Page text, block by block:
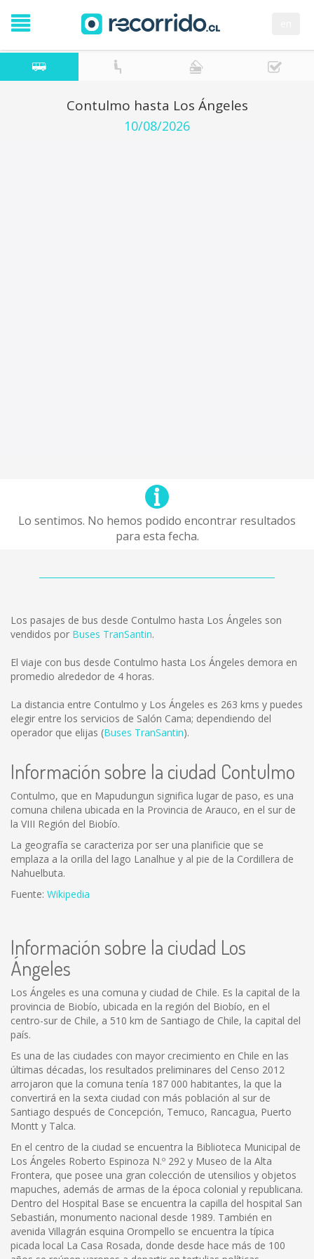
Contulmo hasta Los Ángeles
10/08/2026
Lo sentimos. No hemos podido encontrar resultados
para esta fecha.
Los pasajes de bus desde Contulmo hasta Los Ángeles son
vendidos por Buses TranSantin.
El viaje con bus desde Contulmo hasta Los Ángeles demora en
promedio alrededor de 4 horas.
La distancia entre Contulmo y Los Ángeles es 263 kms y puedes
elegir entre los servicios de Salón Cama; dependiendo del
operador que elijas (Buses TranSantin).
Información sobre la ciudad Contulmo
Contulmo, que en Mapudungun significa lugar de paso, es una
comuna chilena ubicada en la Provincia de Arauco, en el sur de
la VIII Región del Biobío.
La geografía se caracteriza por ser una planificie que se
emplaza a la orilla del lago Lanalhue y al pie de la Cordillera de
Nahuelbuta.
Fuente: Wikipedia
Información sobre la ciudad Los
Ángeles
Los Ángeles es una comuna y ciudad de Chile. Es la capital de la
provincia de Biobío, ubicada en la región del Biobío, en el
centro-sur de Chile, a 510 km de Santiago de Chile, la capital del
país.
Es una de las ciudades con mayor crecimiento en Chile en las
últimas décadas, los resultados preliminares del Censo 2012
arrojaron que la comuna tenía 187 000 habitantes, la que la
convertirá en la sexta ciudad con más población al sur de
Santiago después de Concepción, Temuco, Rancagua, Puerto
Montt y Talca.
En el centro de la ciudad se encuentra la Biblioteca Municipal de
Los Ángeles Roberto Espinoza N.º 292 y Museo de la Alta
Frontera, que posee una gran colección de utensilios y objetos
mapuches, además de armas de la época colonial y republicana.
Dentro del Hospital Base se encuentra la capilla del hospital San
Sebastián, monumento nacional desde 1989. También en
avenida Villagrán esquina Orompello se encuentra la típica
picada local La Casa Rosada, donde desde hace más de 100